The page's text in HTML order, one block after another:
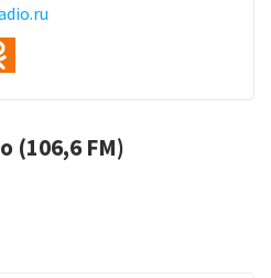
(106,6 FM)